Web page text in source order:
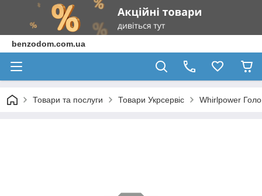
benzodom.com.ua
Товари та послуги Товари Укрсервіс Whirlpower